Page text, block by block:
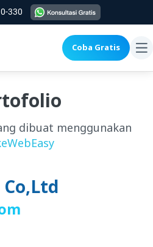
330
Coba Gratis
dibuat menggunakan